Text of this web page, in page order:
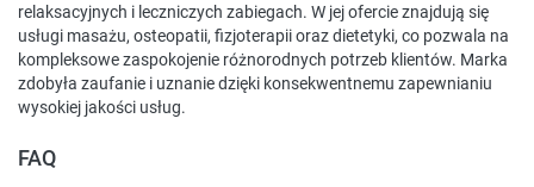
relaksacyjnych i leczniczych zabiegach. W jej ofercie znajdują się
usługi masażu, osteopatii, fizjoterapii oraz dietetyki, co pozwala na
kompleksowe zaspokojenie różnorodnych potrzeb klientów. Marka
zdobyła zaufanie i uznanie dzięki konsekwentnemu zapewnianiu
wysokiej jakości usług.
FAQ